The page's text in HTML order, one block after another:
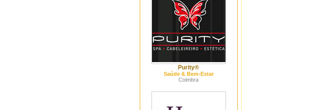
Purity®
Saúde & Bem-Estar
Coimbra